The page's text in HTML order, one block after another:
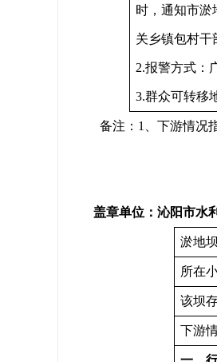
时，通知市淤
关乡镇包村干
2.报警方式：
3.群众可转移
备注：1、下游情况
盖章单位： 沁阳市水
淤地
所在
该坝
下游